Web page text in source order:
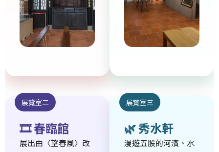
展覽室二
🎞 春臨館
展出由〈望春風〉改
展覽室三
🌿 秀水軒
漫遊五股的河濱、水